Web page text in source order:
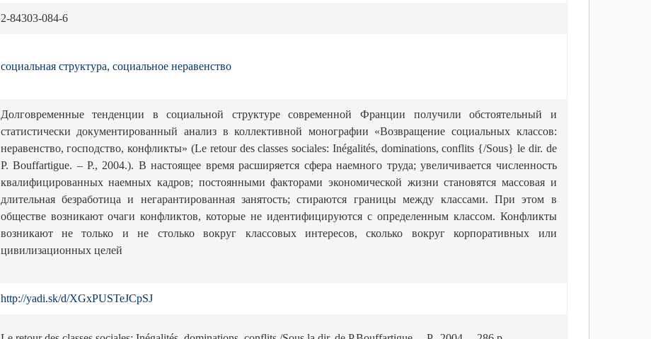
2-84303-084-6
социальная структура, социальное неравенство
Долговременные тенденции в социальной структуре современной Франции получили обстоятельный и
статистически документированный анализ в коллективной монографии «Возвращение социальных классов:
неравенство, господство, конфликты» (Le retour des classes sociales: Inégalités, dominations, conflits {/Sous} le dir. de
P. Bouffartigue. – P., 2004.). В настоящее время расширяется сфера наемного труда; увеличивается численность
квалифицированных наемных кадров; постоянными факторами экономической жизни становятся массовая и
длительная безработица и негарантированная занятость; стираются границы между классами. При этом в
обществе возникают очаги конфликтов, которые не идентифицируются с определенным классом. Конфликты
возникают не только и не столько вокруг классовых интересов, сколько вокруг корпоративных или
цивилизационных целей
http://yadi.sk/d/XGxPUSTeJCpSJ